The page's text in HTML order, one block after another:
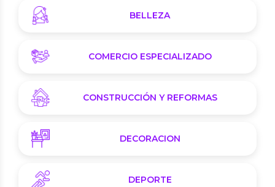
BELLEZA
COMERCIO ESPECIALIZADO
CONSTRUCCIÓN Y REFORMAS
DECORACION
DEPORTE